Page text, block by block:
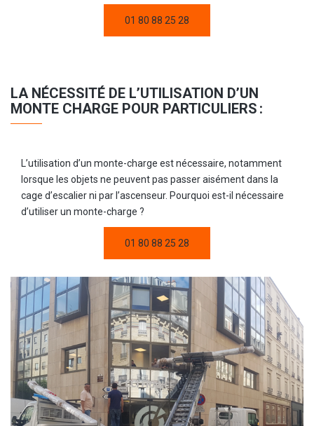
01 80 88 25 28
LA NÉCESSITÉ DE L’UTILISATION D’UN
MONTE CHARGE POUR PARTICULIERS :
L’utilisation d’un monte-charge est nécessaire, notamment
lorsque les objets ne peuvent pas passer aisément dans la
cage d’escalier ni par l’ascenseur. Pourquoi est-il nécessaire
d’utiliser un monte-charge ?
01 80 88 25 28